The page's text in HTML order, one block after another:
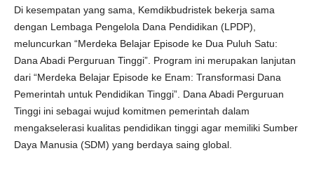
Di kesempatan yang sama, Kemdikbudristek bekerja sama
dengan Lembaga Pengelola Dana Pendidikan (LPDP),
meluncurkan “Merdeka Belajar Episode ke Dua Puluh Satu:
Dana Abadi Perguruan Tinggi”. Program ini merupakan lanjutan
dari “Merdeka Belajar Episode ke Enam: Transformasi Dana
Pemerintah untuk Pendidikan Tinggi”. Dana Abadi Perguruan
Tinggi ini sebagai wujud komitmen pemerintah dalam
mengakselerasi kualitas pendidikan tinggi agar memiliki Sumber
Daya Manusia (SDM) yang berdaya saing global.